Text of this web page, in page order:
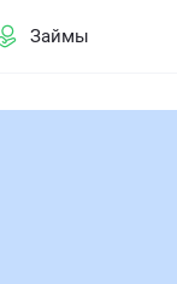
Займы